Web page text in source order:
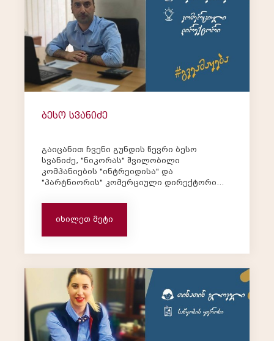
ბესო სვანიძე
გაიცანით ჩვენი გუნდის წევრი ბესო
სვანიძე, "ნიკორას" შვილობილი
კომპანიების "ინტრეიდისა" და
"პარტნიორის" კომერციული დირექტორი
დავიწყე, მზა პროდუქციის საწყობის რიგით
თანამშრომლად. ჩემი არჩევანი
განაპირობა იმ ფაქტმა, რომ კ...
იხილეთ მეტი